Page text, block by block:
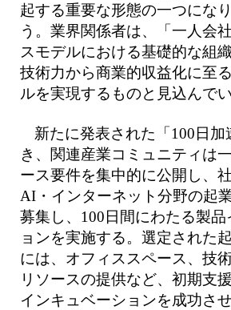
起する重要な形態の一つにな
う。業界関係者は、「一人会
スモデルにおける基礎的な組
技術力から商業的収益化に至
ルを実現するものと見込んでい
新たに発表された「100日
き、関連産業コミュニティは
ース要件を集中的に公開し、
AI・インターネット分野の起
募集し、100日間にわたる製
ョンを実施する。選定された
には、オフィススペース、技
リソースの提供など、初期支
インキュベーションを成功さ